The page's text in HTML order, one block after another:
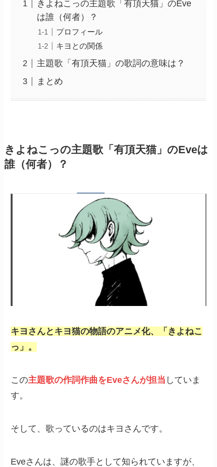
きよねこっの主題歌「有頂天猫」のEve
は誰（何者）？
プロフィール
キヨとの関係
主題歌「有頂天猫」の歌詞の意味は？
まとめ
きよねこっの主題歌「有頂天猫」のEveは
誰（何者）？
キヨさんとキヨ猫の物語のアニメ化、「きよねこ
っ」。
この主題歌の作詞作曲をEveさんが担当 していま
す。
そして、歌っているのはキヨさんです。
Eveさんは、謎の歌手として知られていますが、